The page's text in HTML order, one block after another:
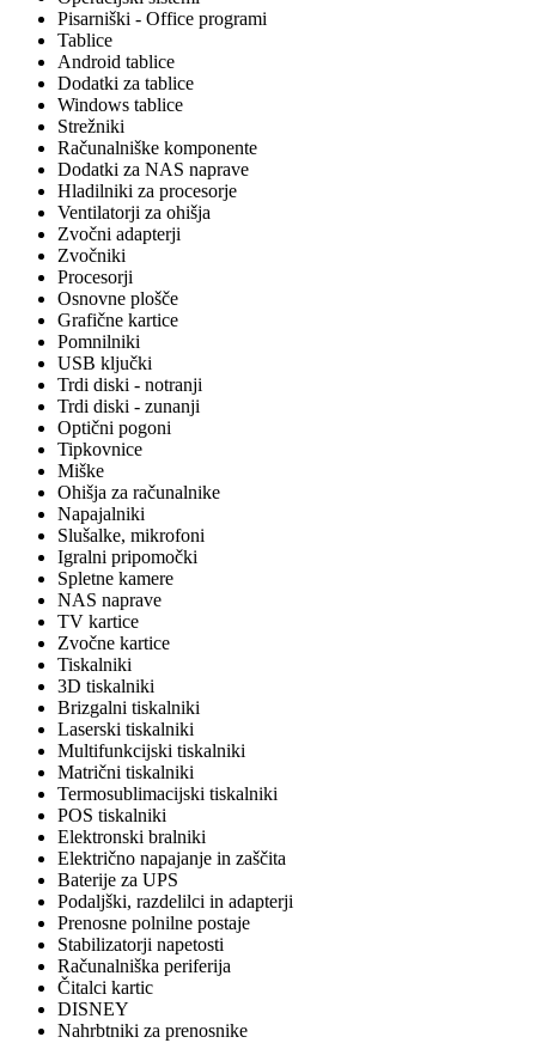
Pisarniški - Office programi
Tablice
Android tablice
Dodatki za tablice
Windows tablice
Strežniki
Računalniške komponente
Dodatki za NAS naprave
Hladilniki za procesorje
Ventilatorji za ohišja
Zvočni adapterji
Zvočniki
Procesorji
Osnovne plošče
Grafične kartice
Pomnilniki
USB ključki
Trdi diski - notranji
Trdi diski - zunanji
Optični pogoni
Tipkovnice
Miške
Ohišja za računalnike
Napajalniki
Slušalke, mikrofoni
Igralni pripomočki
Spletne kamere
NAS naprave
TV kartice
Zvočne kartice
Tiskalniki
3D tiskalniki
Brizgalni tiskalniki
Laserski tiskalniki
Multifunkcijski tiskalniki
Matrični tiskalniki
Termosublimacijski tiskalniki
POS tiskalniki
Elektronski bralniki
Električno napajanje in zaščita
Baterije za UPS
Podaljški, razdelilci in adapterji
Prenosne polnilne postaje
Stabilizatorji napetosti
Računalniška periferija
Čitalci kartic
DISNEY
Nahrbtniki za prenosnike